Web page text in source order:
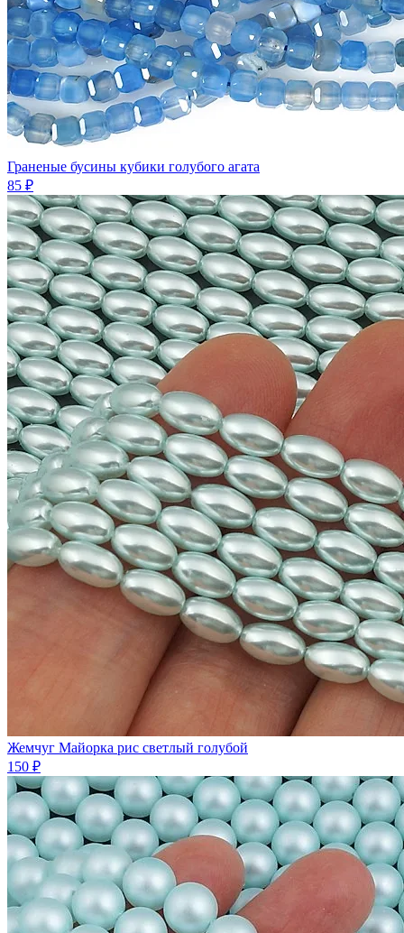
Граненые бусины кубики голубого агата
85 ₽
Жемчуг Майорка рис светлый голубой
150 ₽